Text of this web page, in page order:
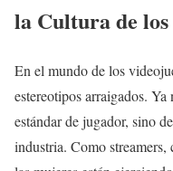
la Cultura de
En el mundo de los
estereotipos arraigados.
estándar de jugador, sino
industria. Como streamers,